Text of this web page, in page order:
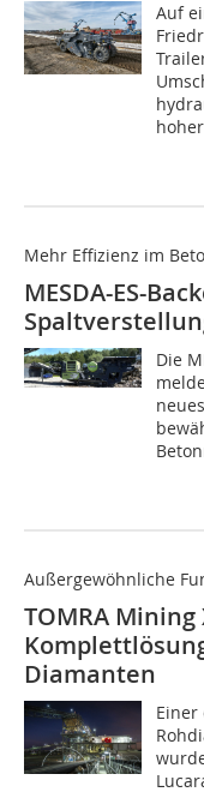
Auf
Mehr Effizienz im
MESDA-ES-
Die
Außergewöhnliche
TOMRA Mining
Diamanten